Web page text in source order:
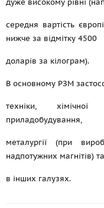
дуже високому рівні
середня вартість
нижче за відмітку 4500
доларів за кілограм).
В основному РЗМ
техніки, хімічної
приладобудування,
металургії (при
надпотужних магнітів) та
в інших галузях.